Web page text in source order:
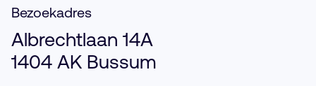
Bezoekadres
Albrechtlaan 14A
1404 AK Bussum